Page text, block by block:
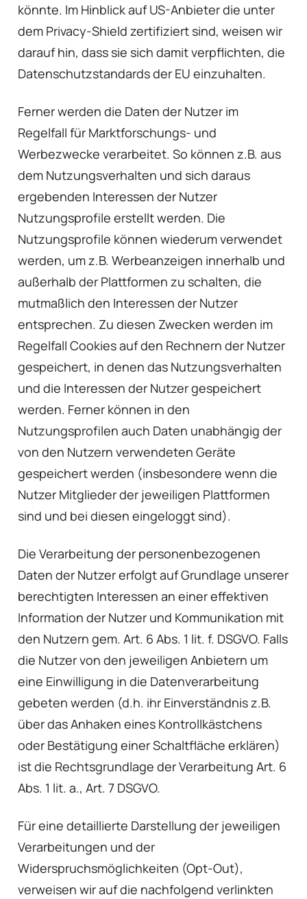
könnte. Im Hinblick auf US-Anbieter die unter
dem Privacy-Shield zertifiziert sind, weisen wir
darauf hin, dass sie sich damit verpflichten, die
Datenschutzstandards der EU einzuhalten.
Ferner werden die Daten der Nutzer im
Regelfall für Marktforschungs- und
Werbezwecke verarbeitet. So können z.B. aus
dem Nutzungsverhalten und sich daraus
ergebenden Interessen der Nutzer
Nutzungsprofile erstellt werden. Die
Nutzungsprofile können wiederum verwendet
werden, um z.B. Werbeanzeigen innerhalb und
außerhalb der Plattformen zu schalten, die
mutmaßlich den Interessen der Nutzer
entsprechen. Zu diesen Zwecken werden im
Regelfall Cookies auf den Rechnern der Nutzer
gespeichert, in denen das Nutzungsverhalten
und die Interessen der Nutzer gespeichert
werden. Ferner können in den
Nutzungsprofilen auch Daten unabhängig der
von den Nutzern verwendeten Geräte
gespeichert werden (insbesondere wenn die
Nutzer Mitglieder der jeweiligen Plattformen
sind und bei diesen eingeloggt sind).
Die Verarbeitung der personenbezogenen
Daten der Nutzer erfolgt auf Grundlage unserer
berechtigten Interessen an einer effektiven
Information der Nutzer und Kommunikation mit
den Nutzern gem. Art. 6 Abs. 1 lit. f. DSGVO. Falls
die Nutzer von den jeweiligen Anbietern um
eine Einwilligung in die Datenverarbeitung
gebeten werden (d.h. ihr Einverständnis z.B.
über das Anhaken eines Kontrollkästchens
oder Bestätigung einer Schaltfläche erklären)
ist die Rechtsgrundlage der Verarbeitung Art. 6
Abs. 1 lit. a., Art. 7 DSGVO.
Für eine detaillierte Darstellung der jeweiligen
Verarbeitungen und der
Widerspruchsmöglichkeiten (Opt-Out),
verweisen wir auf die nachfolgend verlinkten